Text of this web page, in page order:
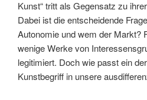
Kunst“ tritt als Gegensatz zu
Dabei ist die entscheidende
Autonomie und wem der Markt?
wenige Werke von
legitimiert. Doch wie passt ein
Kunstbegriff in unsere